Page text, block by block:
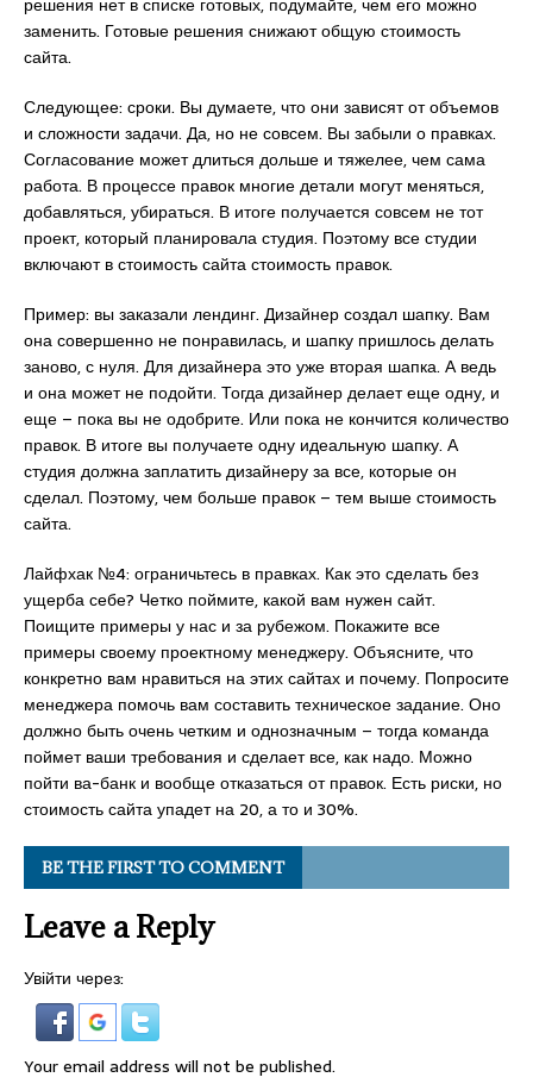
заменить. Готовые решения снижают общую стоимость
сайта.
Следующее: сроки. Вы думаете, что они зависят от объемов
и сложности задачи. Да, но не совсем. Вы забыли о правках.
Согласование может длиться дольше и тяжелее, чем сама
работа. В процессе правок многие детали могут меняться,
добавляться, убираться. В итоге получается совсем не тот
проект, который планировала студия. Поэтому все студии
включают в стоимость сайта стоимость правок.
Пример: вы заказали лендинг. Дизайнер создал шапку. Вам
она совершенно не понравилась, и шапку пришлось делать
заново, с нуля. Для дизайнера это уже вторая шапка. А ведь
и она может не подойти. Тогда дизайнер делает еще одну, и
еще – пока вы не одобрите. Или пока не кончится количество
правок. В итоге вы получаете одну идеальную шапку. А
студия должна заплатить дизайнеру за все, которые он
сделал. Поэтому, чем больше правок – тем выше стоимость
сайта.
Лайфхак №4: ограничьтесь в правках. Как это сделать без
ущерба себе? Четко поймите, какой вам нужен сайт.
Поищите примеры у нас и за рубежом. Покажите все
примеры своему проектному менеджеру. Объясните, что
конкретно вам нравиться на этих сайтах и почему. Попросите
менеджера помочь вам составить техническое задание. Оно
должно быть очень четким и однозначным – тогда команда
поймет ваши требования и сделает все, как надо. Можно
пойти ва-банк и вообще отказаться от правок. Есть риски, но
стоимость сайта упадет на 20, а то и 30%.
BE THE FIRST TO COMMENT
Leave a Reply
Увійти через:
Your email address will not be published.